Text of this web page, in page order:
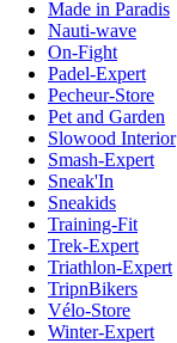
Made in Paradis
Nauti-wave
On-Fight
Padel-Expert
Pecheur-Store
Pet and Garden
Slowood Interior
Smash-Expert
Sneak'In
Sneakids
Training-Fit
Trek-Expert
Triathlon-Expert
TripnBikers
Vélo-Store
Winter-Expert